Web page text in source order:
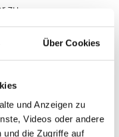
Über Cookies
und Anzeigen zu
Videos oder andere
und die Zugriffe auf
zu
MD 3/2015). 2016
eine
„Zwölf Stämmen“
vom
worden
aktuell noch bei